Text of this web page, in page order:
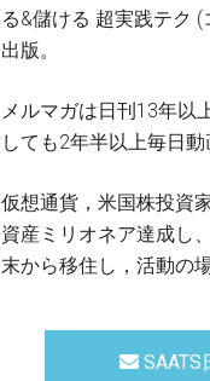
る&儲ける 超実践テク
出版。
メルマガは日刊13年以
しても2年半以上毎日動
仮想通貨，米国株投資
資産ミリオネア達成し
末から移住し，活動の
SAATS